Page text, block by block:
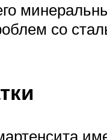
со